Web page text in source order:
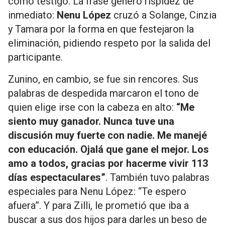
inmediato: Nenu López cruzó a Solange, Cinzia
y Tamara por la forma en que festejaron la
eliminación, pidiendo respeto por la salida del
participante.
Zunino, en cambio, se fue sin rencores. Sus
palabras de despedida marcaron el tono de
quien elige irse con la cabeza en alto: “Me
siento muy ganador. Nunca tuve una
discusión muy fuerte con nadie. Me manejé
con educación. Ojalá que gane el mejor. Los
amo a todos, gracias por hacerme vivir 113
días espectaculares”. También tuvo palabras
especiales para Nenu López: “Te espero
afuera”. Y para Zilli, le prometió que iba a
buscar a sus dos hijos para darles un beso de